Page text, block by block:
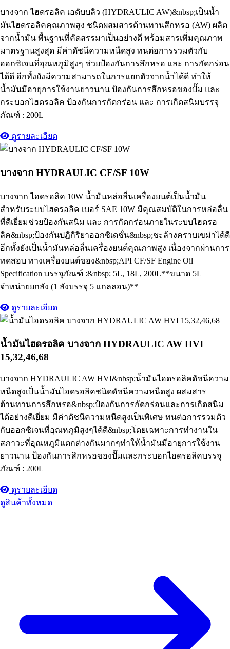
บางจาก ไฮดรอลิค เอดับบลิว (HYDRAULIC AW)&nbsp;เป็นน้ำ
มันไฮดรอลิคคุณภาพสูง ชนิดผสมสารต้านทานสึกหรอ (AW) ผลิต
จากน้ำมัน พื้นฐานที่คัดสรรมาเป็นอย่างดี พร้อมสารเพิ่มคุณภาพ
มาตรฐานสูงสุด มีค่าดัชนีความหนืดสูง ทนต่อการรวมตัวกับ
ออกซิเจนที่อุณหภูมิสูงๆ ช่วยป้องกันการสึกหรอ และ การกัดกร่อน
ได้ดี อีกทั้งยังมีความสามารถในการแยกตัวจากน้ำได้ดี ทำให้
น้ำมันมีอายุการใช้งานยาวนาน ป้องกันการสึกหรอของปั๊ม และ
กระบอกไฮดรอลิค ป้องกันการกัดกร่อน และ การเกิดสนิมบรรจุ
ภัณฑ์ : 200L
ดูรายละเอียด
บางจาก HYDRAULIC CF/SF 10W
บางจาก ไฮดรอลิค 10W น้ำมันหล่อลื่นเครื่องยนต์เป็นน้ำมัน
สำหรับระบบไฮดรอลิค เบอร์ SAE 10W มีคุณสมบัติในการหล่อลื่น
ที่ดีเยี่ยมช่วยป้องกันสนิม และ การกัดกร่อนภายในระบบไฮดรอ
ลิค&nbsp;ป้องกันปฎิกิริยาออกซิเดชั่น&nbsp;ชะล้างคราบเขม่าได้ดี
อีกทั้งยังเป็นน้ำมันหล่อลื่นเครื่องยนต์คุณภาพสูง เนื่องจากผ่านการ
ทดสอบ ทางเครื่องยนต์ของ&nbsp;API CF/SF Engine Oil
Specification บรรจุภัณฑ์ :&nbsp; 5L, 18L, 200L**ขนาด 5L
จำหน่ายยกลัง (1 ลังบรรจุ 5 แกลลอน)**
ดูรายละเอียด
น้ำมันไฮดรอลิค บางจาก HYDRAULIC AW HVI
15,32,46,68
บางจาก HYDRAULIC AW HVI&nbsp;น้ำมันไฮดรอลิคดัชนีความ
หนืดสูงเป็นน้ำมันไฮดรอลิคชนิดดัชนีความหนืดสูง ผสมสาร
ต้านทานการสึกหรอ&nbsp;ป้องกันการกัดกร่อนและการเกิดสนิม
ได้อย่างดีเยี่ยม มีค่าดัชนีความหนืดสูงเป็นพิเศษ ทนต่อการรวมตัว
กับออกซิเจนที่อุณหภูมิสูงๆได้ดี&nbsp;โดยเฉพาะการทำงานใน
สภาวะที่อุณหภูมิแตกต่างกันมากๆทำให้น้ำมันมีอายุการใช้งาน
ยาวนาน ป้องกันการสึกหรอของปั๊มและกระบอกไฮดรอลิคบรรจุ
ภัณฑ์ : 200L
ดูรายละเอียด
ดูสินค้าทั้งหมด